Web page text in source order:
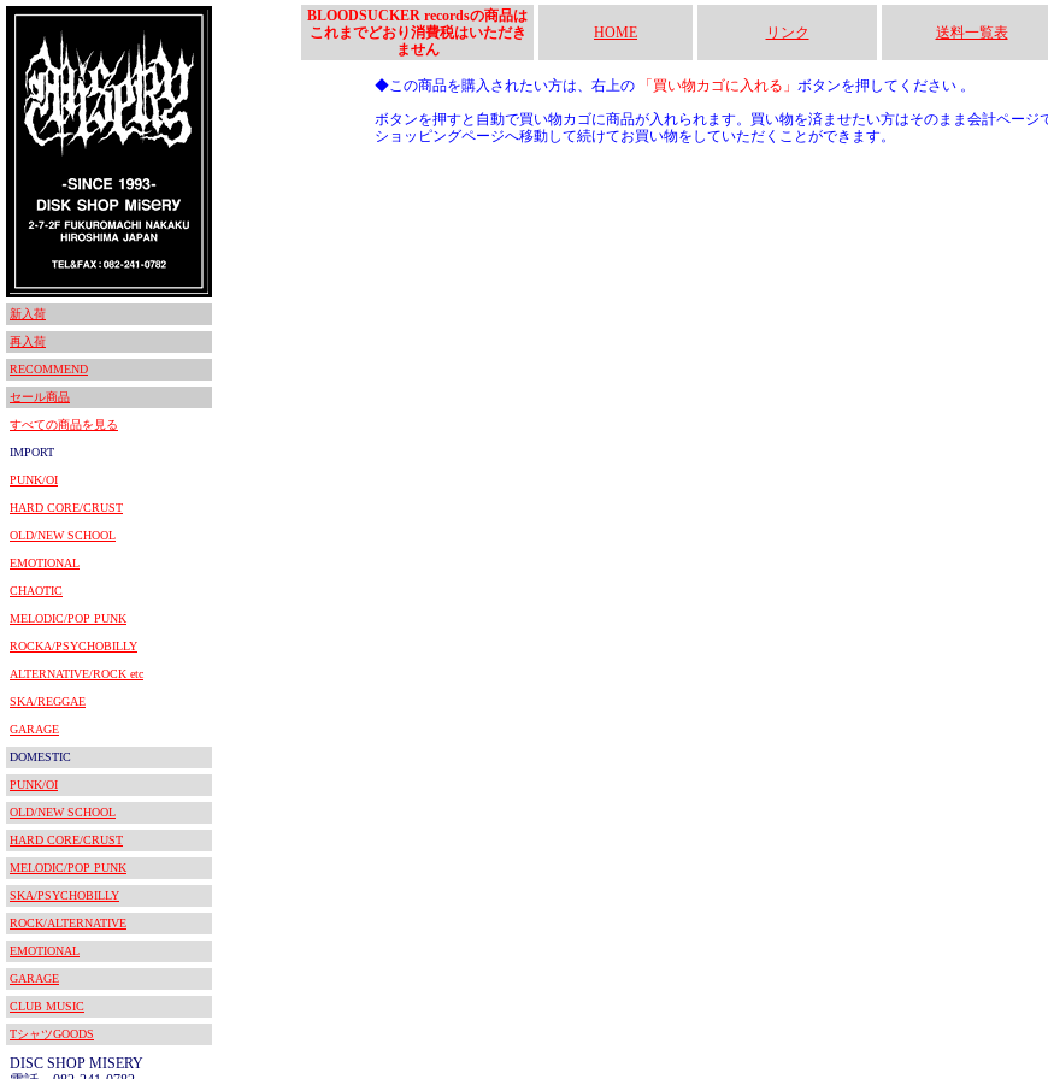
新入荷
再入荷
RECOMMEND
セール商品
すべての商品を見る
IMPORT
PUNK/OI
HARD CORE/CRUST
OLD/NEW SCHOOL
EMOTIONAL
CHAOTIC
MELODIC/POP PUNK
ROCKA/PSYCHOBILLY
ALTERNATIVE/ROCK etc
SKA/REGGAE
GARAGE
DOMESTIC
PUNK/OI
OLD/NEW SCHOOL
HARD CORE/CRUST
MELODIC/POP PUNK
SKA/PSYCHOBILLY
ROCK/ALTERNATIVE
EMOTIONAL
GARAGE
CLUB MUSIC
TシャツGOODS
DISC SHOP MISERY
BLOODSUCKER recordsの商品は
これまでどおり消費税はいただき
ません
HOME リンク 送料一覧表
◆この商品を購入されたい方は、右上の 「買い物カゴに入れる」 ボタンを押してください 。
ボタンを押すと自動で買い物カゴに商品が入れられます。買い物を済ませたい方はそのまま会計ペー
ショッピングページへ移動して続けてお買い物をしていただくことができます。